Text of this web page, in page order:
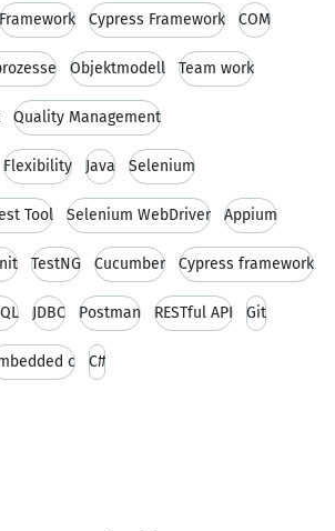
Framework Cypress Framework COM
Objektmodell Team work
Quality Management
Flexibility Java Selenium
Tool Selenium WebDriver Appium
TestNG Cucumber Cypress framework
JDBC Postman RESTful API Git
c C#